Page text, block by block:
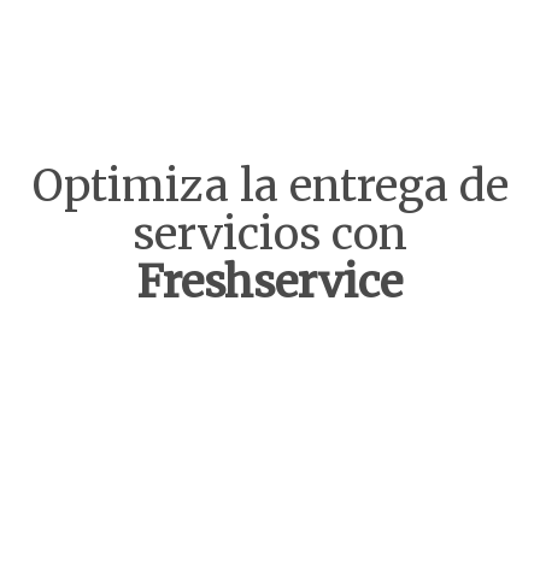
Optimiza la entrega de
servicios con
Freshservice